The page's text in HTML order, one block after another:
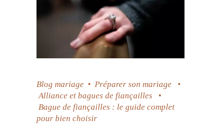
Blog mariage • Préparer son mariage
•
Alliance et bagues de fiançailles
•
Bague de fiançailles : le guide complet
pour bien choisir